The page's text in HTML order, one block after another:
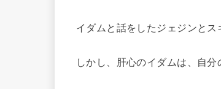
イダムと話をしたジェジンとス
しかし、肝心のイダムは、自分